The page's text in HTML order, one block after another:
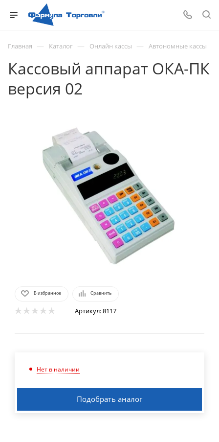
Главная — Каталог — Онлайн кассы — Автономные кассы
Кассовый аппарат ОКА-ПК
версия 02
В избранное Сравнить
Артикул:8117
Нет в наличии
Подобрать аналог